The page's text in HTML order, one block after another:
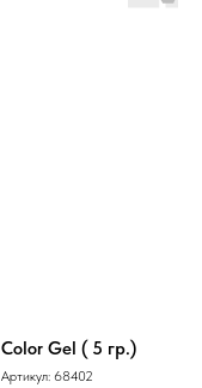
Color Gel ( 5 гр.)
Артикул: 68402